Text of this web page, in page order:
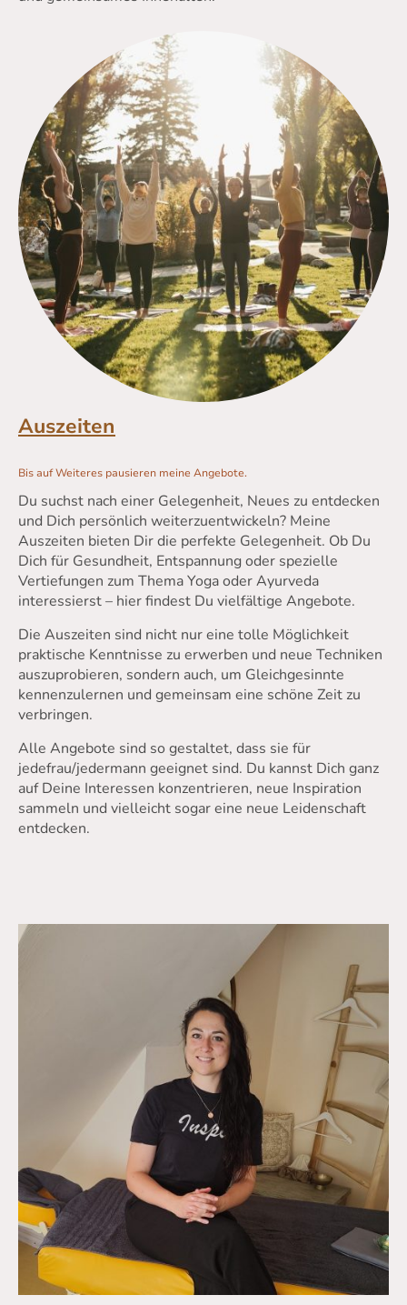
Auszeiten
Bis auf Weiteres pausieren meine Angebote.
Du suchst nach einer Gelegenheit, Neues zu entdecken
und Dich persönlich weiterzuentwickeln? Meine
Auszeiten bieten Dir die perfekte Gelegenheit. Ob Du
Dich für Gesundheit, Entspannung oder spezielle
Vertiefungen zum Thema Yoga oder Ayurveda
interessierst – hier findest Du vielfältige Angebote.
Die Auszeiten sind nicht nur eine tolle Möglichkeit
praktische Kenntnisse zu erwerben und neue Techniken
auszuprobieren, sondern auch, um Gleichgesinnte
kennenzulernen und gemeinsam eine schöne Zeit zu
verbringen.
Alle Angebote sind so gestaltet, dass sie für
jedefrau/jedermann geeignet sind. Du kannst Dich ganz
auf Deine Interessen konzentrieren, neue Inspiration
sammeln und vielleicht sogar eine neue Leidenschaft
entdecken.